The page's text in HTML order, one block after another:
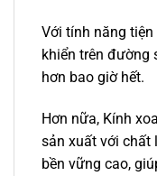
Với tính năng tiện
khiển trên đường
hơn bao giờ hết.
Hơn nữa, Kính
sản xuất với chất
bền vững cao,